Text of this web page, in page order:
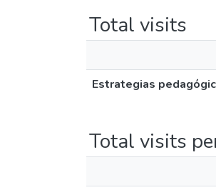
Total visits
Estrategias
Total visits